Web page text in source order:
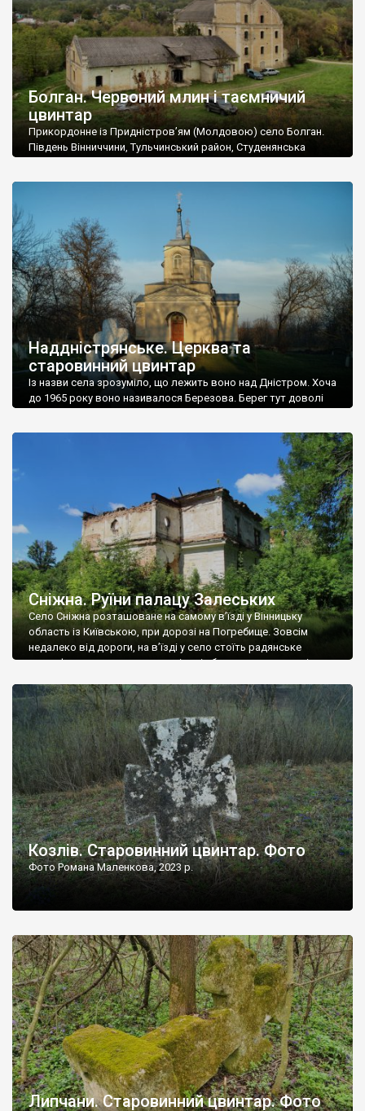
Болган. Червоний млин і таємничий
цвинтар
Прикордонне із Придністров’ям (Молдовою) село Болган.
Південь Вінниччини, Тульчинський район, Студенянська
старовинний цвинтар із кам’яними хрестами. Всі епітафії, які
збереглися, написані кирилицею, церковнослов’янською
мовою. За всіма традиційними ознаками – цвинтар
український. Хрести датуються 19 століттям. У 1924-1940
роках Болган […]
Наддністрянське. Церква та
старовинний цвинтар
Із назви села зрозуміло, що лежить воно над Дністром. Хоча
до 1965 року воно називалося Березова. Берег тут доволі
Наддністрянське відрізняється від більшості навколишніх
сіл. У селі є мурована Михайлівська церква. Точної дати […]
Сніжна. Руїни палацу Залеських
Село Сніжна розташоване на самому в’їзді у Вінницьку
область із Київською, при дорозі на Погребище. Зовсім
недалеко від дороги, на в’їзді у село стоїть радянське
рельєфне пано, яке показує жінку і яблуню, а трохи далі, десь
не видно, але видно дві стареньких колії у траві – […]
Козлів. Старовинний цвинтар. Фото
Фото Романа Маленкова, 2023 р.
Липчани. Старовинний цвинтар. Фото